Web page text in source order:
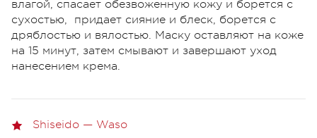
влагой, спасает обезвоженную кожу и борется с
сухостью, придает сияние и блеск, борется с
дряблостью и вялостью. Маску оставляют на коже
на 15 минут, затем смывают и завершают уход
нанесением крема.
Shiseido — Waso